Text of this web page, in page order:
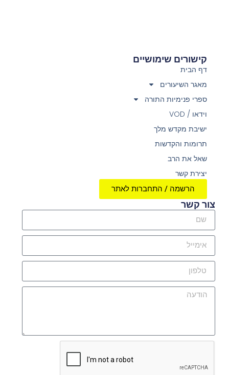
קישורים שימושיים
דף הבית
מאגר השיעורים
ספרי פנימיות התורה
וידאו / VOD
ישיבת מקדש מלך
תרומות והקדשות
שאל את הרב
יצירת קשר
הרשמה / התחברות לאתר
צור קשר